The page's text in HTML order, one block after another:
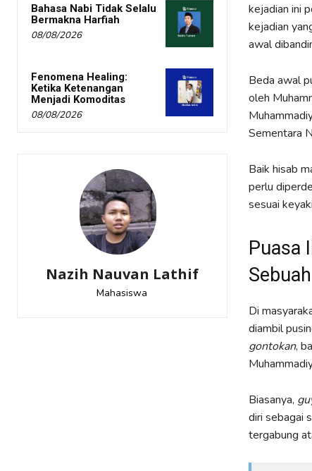
Bahasa Nabi Tidak Selalu
Bermakna Harfiah
08/08/2026
Fenomena Healing:
Ketika Ketenangan
Menjadi Komoditas
08/08/2026
Nazih Nauvan Lathif
Mahasiswa
kejadian ini
kejadian
awal
Beda awal
oleh
Sementara
Baik hisab
perlu
sesuai
Puasa
Sebuah
Di
diambil
gontokan,
Biasanya,
diri sebagai
tergabung